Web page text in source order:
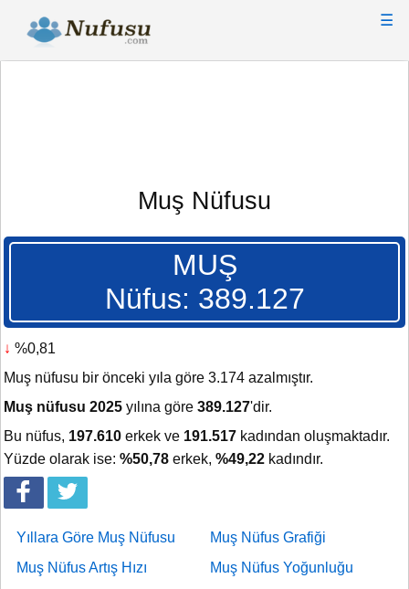
☰
Muş Nüfusu
MUŞ
Nüfus: 389.127
↓ %0,81
Muş nüfusu bir önceki yıla göre 3.174 azalmıştır.
Muş nüfusu 2025 yılına göre 389.127'dir.
Bu nüfus, 197.610 erkek ve 191.517 kadından oluşmaktadır.
Yüzde olarak ise: %50,78 erkek, %49,22 kadındır.
Yıllara Göre Muş Nüfusu
Muş Nüfus Grafiği
Muş Nüfus Artış Hızı
Muş Nüfus Yoğunluğu